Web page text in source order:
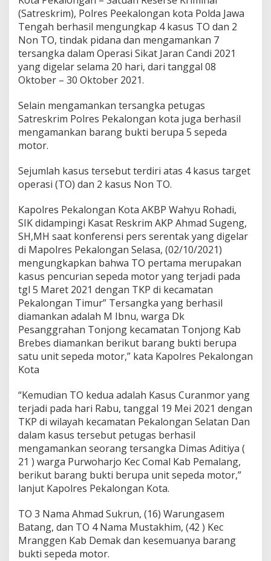
l
o
n
g
a
n
K
o
a
U
n
g
4
T
d
a
2
N
o
n
T
O
S
e
r
t
A
n
k
n
7
T
e
r
s
a
g
k
a
(Satreskrim), Polres Peekalongan kota Polda Jawa
Tengah berhasil mengungkap 4 kasus TO dan 2
Non TO, tindak pidana dan mengamankan 7
tersangka dalam Operasi Sikat Jaran Candi 2021
yang digelar selama 20 hari, dari tanggal 08
Oktober – 30 Oktober 2021.
Selain mengamankan tersangka petugas
Satreskrim Polres Pekalongan kota juga berhasil
mengamankan barang bukti berupa 5 sepeda
motor.
Sejumlah kasus tersebut terdiri atas 4 kasus target
operasi (TO) dan 2 kasus Non TO.
Kapolres Pekalongan Kota AKBP Wahyu Rohadi,
SIK didampingi Kasat Reskrim AKP Ahmad Sugeng,
SH,MH saat konferensi pers serentak yang digelar
di Mapolres Pekalongan Selasa, (02/10/2021)
mengungkapkan bahwa TO pertama merupakan
kasus pencurian sepeda motor yang terjadi pada
tgl 5 Maret 2021 dengan TKP di kecamatan
Pekalongan Timur” Tersangka yang berhasil
diamankan adalah M Ibnu, warga Dk
Pesanggrahan Tonjong kecamatan Tonjong Kab
Brebes diamankan berikut barang bukti berupa
satu unit sepeda motor,” kata Kapolres Pekalongan
Kota
“Kemudian TO kedua adalah Kasus Curanmor yang
terjadi pada hari Rabu, tanggal 19 Mei 2021 dengan
TKP di wilayah kecamatan Pekalongan Selatan Dan
dalam kasus tersebut petugas berhasil
mengamankan seorang tersangka Dimas Aditiya (
21 ) warga Purwoharjo Kec Comal Kab Pemalang,
berikut barang bukti berupa unit sepeda motor,”
lanjut Kapolres Pekalongan Kota.
TO 3 Nama Ahmad Sukrun, (16) Warungasem
Batang, dan TO 4 Nama Mustakhim, (42 ) Kec
Mranggen Kab Demak dan kesemuanya barang
bukti sepeda motor.